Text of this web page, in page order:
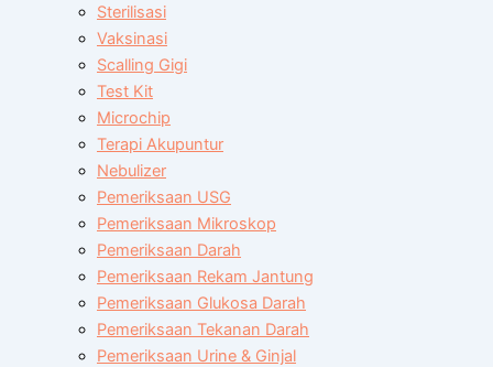
Sterilisasi
Vaksinasi
Scalling Gigi
Test Kit
Microchip
Terapi Akupuntur
Nebulizer
Pemeriksaan USG
Pemeriksaan Mikroskop
Pemeriksaan Darah
Pemeriksaan Rekam Jantung
Pemeriksaan Glukosa Darah
Pemeriksaan Tekanan Darah
Pemeriksaan Urine & Ginjal